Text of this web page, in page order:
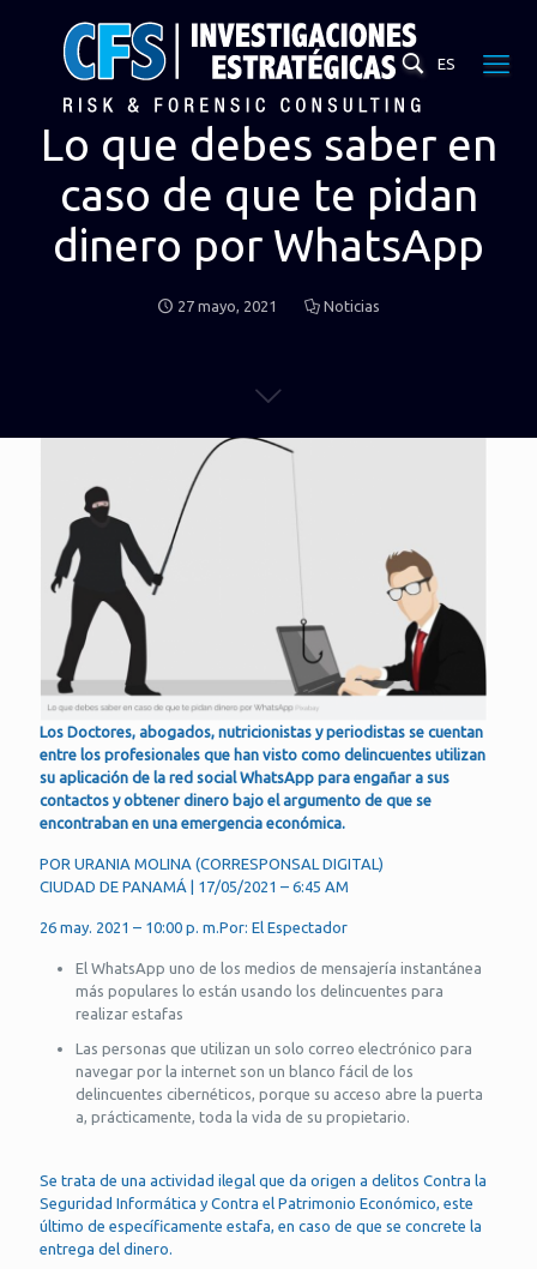
ES
Lo que debes saber en
caso de que te pidan
dinero por WhatsApp
27 mayo, 2021 Noticias
Los Doctores, abogados, nutricionistas y periodistas se cuentan
entre los profesionales que han visto como delincuentes utilizan
su aplicación de la red social WhatsApp para engañar a sus
contactos y obtener dinero bajo el argumento de que se
encontraban en una emergencia económica.
POR URANIA MOLINA (CORRESPONSAL DIGITAL)
CIUDAD DE PANAMÁ | 17/05/2021 – 6:45 AM
26 may. 2021 – 10:00 p. m.Por: El Espectador
El WhatsApp uno de los medios de mensajería instantánea
más populares lo están usando los delincuentes para
realizar estafas
Las personas que utilizan un solo correo electrónico para
navegar por la internet son un blanco fácil de los
delincuentes cibernéticos, porque su acceso abre la puerta
a, prácticamente, toda la vida de su propietario.
Se trata de una actividad ilegal que da origen a delitos Contra la
Seguridad Informática y Contra el Patrimonio Económico, este
último de específicamente estafa, en caso de que se concrete la
entrega del dinero.